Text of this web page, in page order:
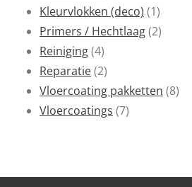
producten
Kleurvlokken (deco) 11
product
Primers / Hechtlaag 22
Reiniging 44
producten
Reparatie 22
producten
Vloercoating pakketten 88
Vloercoatings 77